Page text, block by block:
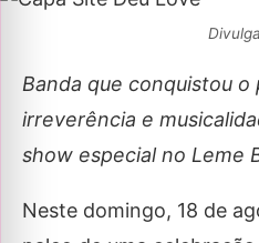
Banda que conquistou o
irreverência e
show especial no Leme
Neste domingo, 18 de